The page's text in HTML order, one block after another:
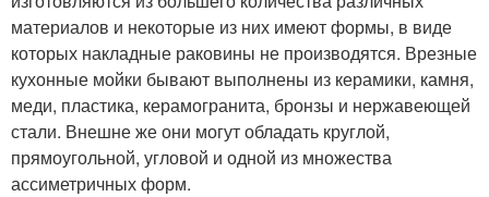
материалов и некоторые из них имеют формы, в виде
которых накладные раковины не производятся. Врезные
кухонные мойки бывают выполнены из керамики, камня,
меди, пластика, керамогранита, бронзы и нержавеющей
стали. Внешне же они могут обладать круглой,
прямоугольной, угловой и одной из множества
ассиметричных форм.